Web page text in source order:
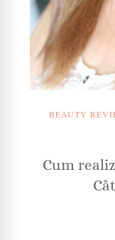
BEAUTY
Cum